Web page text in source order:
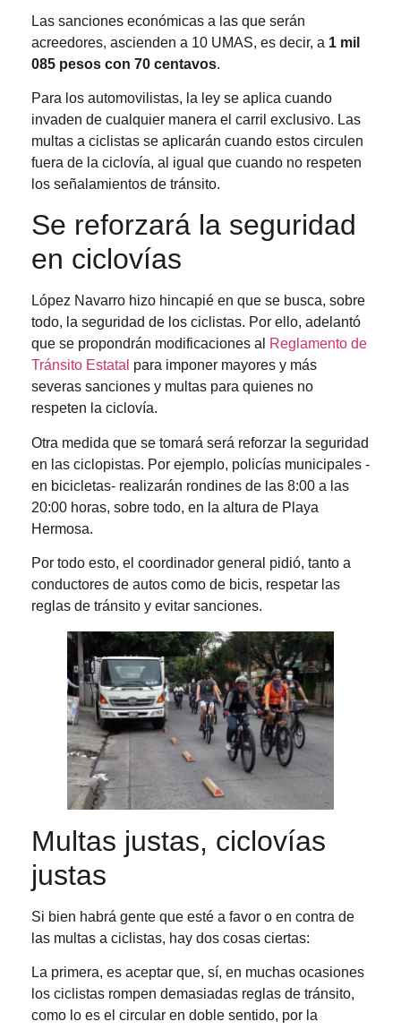
Las sanciones económicas a las que serán
acreedores, ascienden a 10 UMAS, es decir, a 1 mil
085 pesos con 70 centavos.
Para los automovilistas, la ley se aplica cuando
invaden de cualquier manera el carril exclusivo. Las
multas a ciclistas se aplicarán cuando estos circulen
fuera de la ciclovía, al igual que cuando no respeten
los señalamientos de tránsito.
Se reforzará la seguridad
en ciclovías
López Navarro hizo hincapié en que se busca, sobre
todo, la seguridad de los ciclistas. Por ello, adelantó
que se propondrán modificaciones al Reglamento de
Tránsito Estatal para imponer mayores y más
severas sanciones y multas para quienes no
respeten la ciclovía.
Otra medida que se tomará será reforzar la seguridad
en las ciclopistas. Por ejemplo, policías municipales -
en bicicletas- realizarán rondines de las 8:00 a las
20:00 horas, sobre todo, en la altura de Playa
Hermosa.
Por todo esto, el coordinador general pidió, tanto a
conductores de autos como de bicis, respetar las
reglas de tránsito y evitar sanciones.
Multas justas, ciclovías
justas
Si bien habrá gente que esté a favor o en contra de
las multas a ciclistas, hay dos cosas ciertas:
La primera, es aceptar que, sí, en muchas ocasiones
los ciclistas rompen demasiadas reglas de tránsito,
como lo es el circular en doble sentido, por la